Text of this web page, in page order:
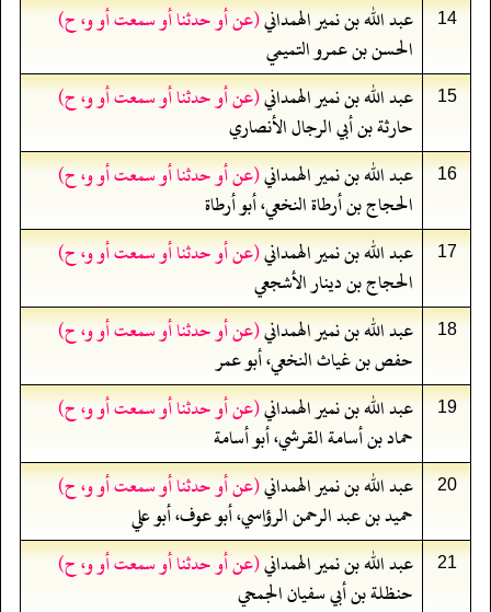
14 عبد الله بن نمير الهمداني(عن أو حدثنا أو سمعت أو و، ح)
الحسن بن عمرو التميمي
15 عبد الله بن نمير الهمداني(عن أو حدثنا أو سمعت أو و، ح)
حارثة بن أبي الرجال الأنصاري
16 عبد الله بن نمير الهمداني(عن أو حدثنا أو سمعت أو و، ح)
الحجاج بن أرطاة النخعي، أبو أرطاة
17 عبد الله بن نمير الهمداني(عن أو حدثنا أو سمعت أو و، ح)
الحجاج بن دينار الأشجعي
18 عبد الله بن نمير الهمداني(عن أو حدثنا أو سمعت أو و، ح)
حفص بن غياث النخعي، أبو عمر
19 عبد الله بن نمير الهمداني(عن أو حدثنا أو سمعت أو و، ح)
حماد بن أسامة القرشي، أبو أسامة
20 عبد الله بن نمير الهمداني(عن أو حدثنا أو سمعت أو و، ح)
حميد بن عبد الرحمن الرؤاسي، أبو عوف، أبو علي
21 عبد الله بن نمير الهمداني(عن أو حدثنا أو سمعت أو و، ح)
حنظلة بن أبي سفيان الجمحي